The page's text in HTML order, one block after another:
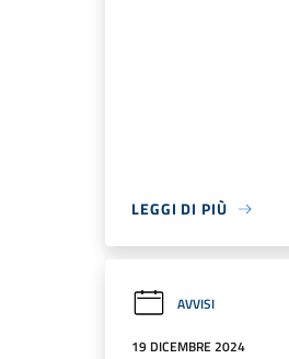
LEGGI DI PIÙ
AVVISI
19 DICEMBRE 2024